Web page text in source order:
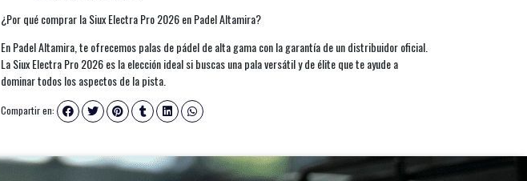
¿Por qué comprar la Siux Electra Pro 2026 en Padel Altamira?
En Padel Altamira, te ofrecemos palas de pádel de alta gama con la garantía de un distribuidor oficial.
La Siux Electra Pro 2026 es la elección ideal si buscas una pala versátil y de élite que te ayude a
dominar todos los aspectos de la pista.
Compartir en: